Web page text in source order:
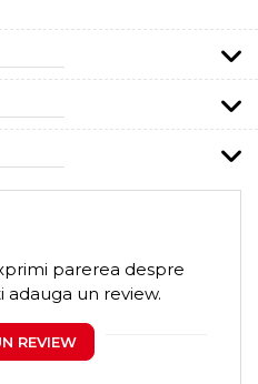
parerea despre
un review.
REVIEW